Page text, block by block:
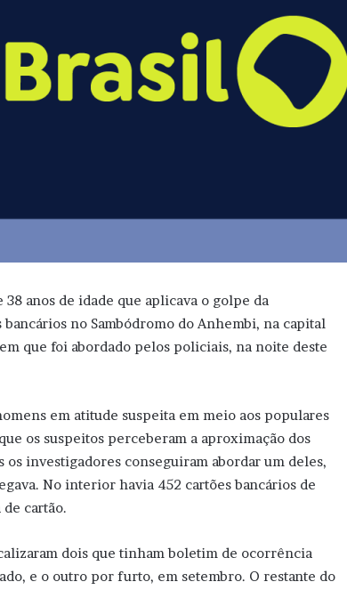
anos de idade que aplicava o golpe da
no Sambódromo do Anhembi, na capital
que foi abordado pelos policiais, na noite deste
em atitude suspeita em meio aos populares
os suspeitos perceberam a aproximação dos
investigadores conseguiram abordar um deles,
No interior havia 452 cartões bancários de
cartão.
dois que tinham boletim de ocorrência
e o outro por furto, em setembro. O restante do